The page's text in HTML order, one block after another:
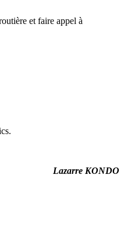
et faire appel à
Lazarre KONDO